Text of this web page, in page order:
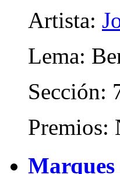
Artista:
Lema:
Sección:
Premios: